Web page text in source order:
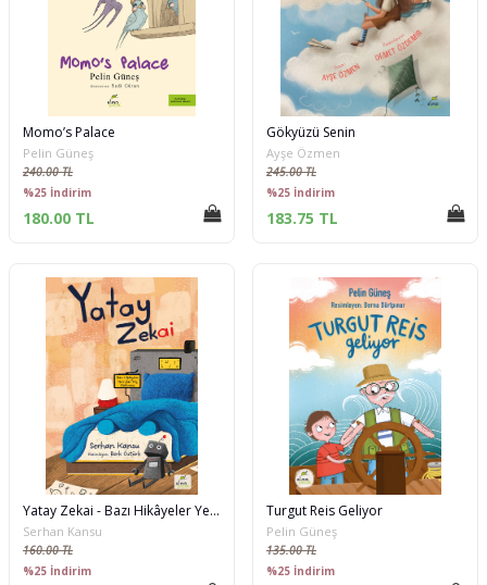
Momo’s Palace
Pelin Güneş
240.00 TL
%25 İndirim
180.00 TL
Gökyüzü Senin
Ayşe Özmen
245.00 TL
%25 İndirim
183.75 TL
Yatay Zekai - Bazı Hikâyeler Yerinden Hiç Kalkmaz
Serhan Kansu
160.00 TL
%25 İndirim
Turgut Reis Geliyor
Pelin Güneş
135.00 TL
%25 İndirim